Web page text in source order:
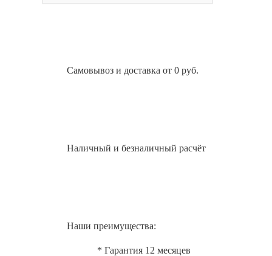
Самовывоз и доставка от 0 руб.
Наличный и безналичный расчёт
Наши преимущества:
* Гарантия 12 месяцев